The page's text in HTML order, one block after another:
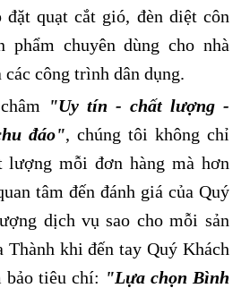
đặt quạt cắt gió, đèn diệt côn
phẩm chuyên dùng cho nhà
công trình dân dụng.
"Uy tín - chất lượng -
đáo", chúng tôi không chỉ
lượng mỗi đơn hàng mà hơn
tâm đến đánh giá của Quý
dịch vụ sao cho mỗi sản
Thành khi đến tay Quý Khách
bảo tiêu chí: "Lựa chọn Bình